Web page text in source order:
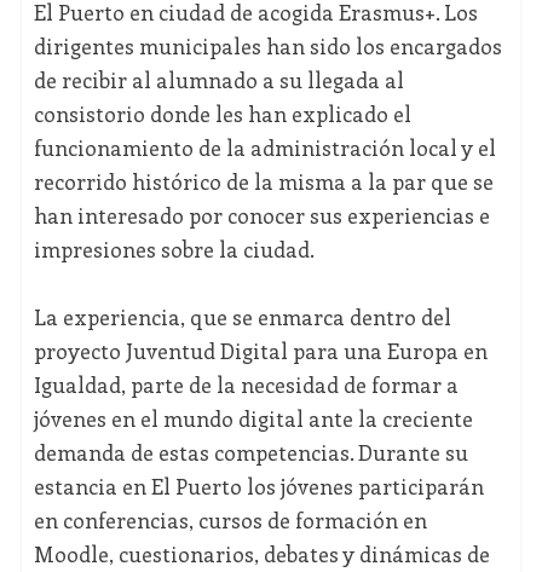
El Puerto en ciudad de acogida Erasmus+. Los
dirigentes municipales han sido los encargados
de recibir al alumnado a su llegada al
consistorio donde les han explicado el
funcionamiento de la administración local y el
recorrido histórico de la misma a la par que se
han interesado por conocer sus experiencias e
impresiones sobre la ciudad.
La experiencia, que se enmarca dentro del
proyecto Juventud Digital para una Europa en
Igualdad, parte de la necesidad de formar a
jóvenes en el mundo digital ante la creciente
demanda de estas competencias. Durante su
estancia en El Puerto los jóvenes participarán
en conferencias, cursos de formación en
Moodle, cuestionarios, debates y dinámicas de